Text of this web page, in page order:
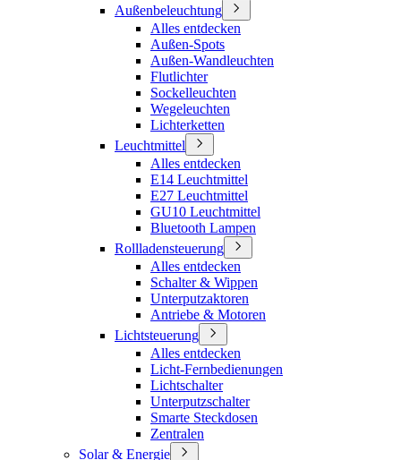
Außenbeleuchtung
Alles entdecken
Außen-Spots
Außen-Wandleuchten
Flutlichter
Sockelleuchten
Wegeleuchten
Lichterketten
Leuchtmittel
Alles entdecken
E14 Leuchtmittel
E27 Leuchtmittel
GU10 Leuchtmittel
Bluetooth Lampen
Rollladensteuerung
Alles entdecken
Schalter & Wippen
Unterputzaktoren
Antriebe & Motoren
Lichtsteuerung
Alles entdecken
Licht-Fernbedienungen
Lichtschalter
Unterputzschalter
Smarte Steckdosen
Zentralen
Solar & Energie